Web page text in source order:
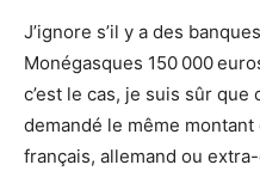
J’ignore s’il y a des
Monégasques 150 000
c’est le cas, je suis sûr
demandé le même
français, allemand ou